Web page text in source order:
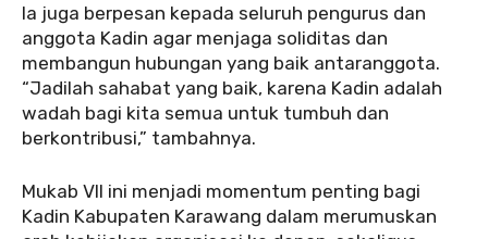
‎‎Ia juga berpesan kepada seluruh pengurus dan
anggota Kadin agar menjaga soliditas dan
membangun hubungan yang baik antaranggota.
“Jadilah sahabat yang baik, karena Kadin adalah
wadah bagi kita semua untuk tumbuh dan
berkontribusi,” tambahnya.
‎‎Mukab VII ini menjadi momentum penting bagi
Kadin Kabupaten Karawang dalam merumuskan